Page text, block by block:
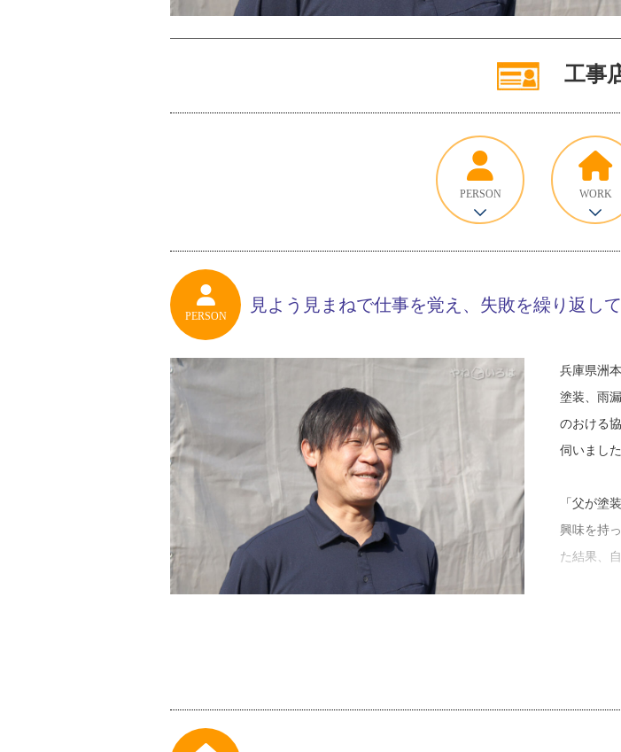
工事
PERSON WORK
PERSON
見よう見まねで仕事を覚え、失敗を繰り返し
兵庫県洲
塗装、雨
のおける
伺いました
「父が塗
興味を持
た結果、
当時在籍
め、丁寧
敗を繰り